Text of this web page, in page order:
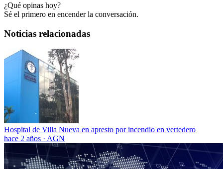
¿Qué opinas hoy?
Sé el primero en encender la conversación.
Noticias relacionadas
Hospital de Villa Nueva en apresto por incendio en vertedero
hace 2 años · AGN